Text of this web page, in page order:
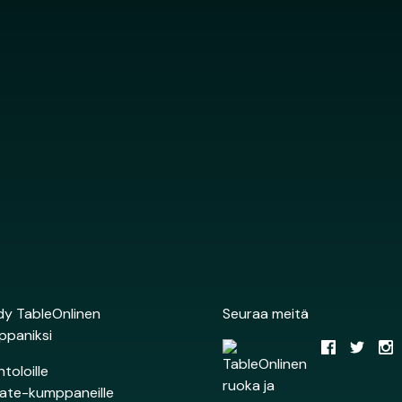
TableOnlinen
kumppaneille
Seuraa meitä